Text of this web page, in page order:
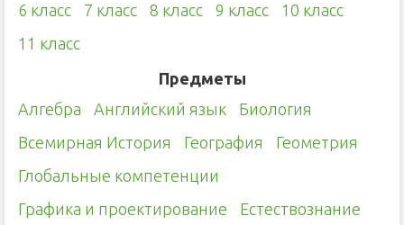
6 класс
7 класс 8 класс 9 класс
10 класс
11 класс
Предметы
Алгебра
Английский язык
Биология
Всемирная История
География
Геометрия
Глобальные компетенции
Графика и проектирование
Естествознание